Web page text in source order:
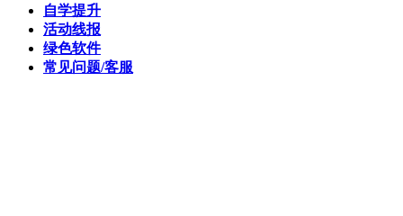
自学提升
活动线报
绿色软件
常见问题/客服